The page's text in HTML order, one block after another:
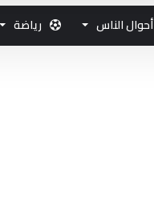
أحوال الناس رياضة